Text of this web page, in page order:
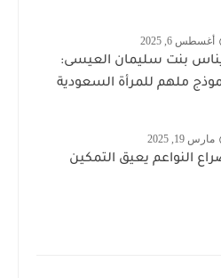
أغسطس 6, 2025
بنت سليمان العيسى:
ملهم للمرأة السعودية
مارس 19, 2025
النواعم يعيق التمكين